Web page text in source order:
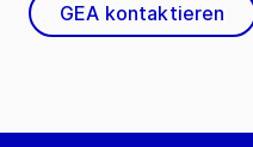
GEA kontaktieren